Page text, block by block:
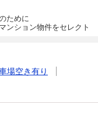
ために
ンション物件をセレクト
場空き有り